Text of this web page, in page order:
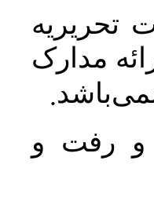
تحریریه
مدارک
.
و رفت و